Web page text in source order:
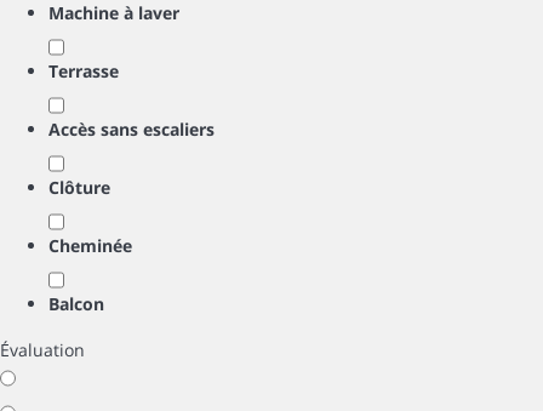
Machine à laver
Terrasse
Accès sans escaliers
Clôture
Cheminée
Balcon
Évaluation